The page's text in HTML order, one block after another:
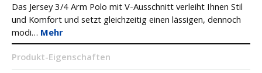
Das Jersey 3/4 Arm Polo mit V-Ausschnitt verleiht Ihnen Stil
und Komfort und setzt gleichzeitig einen lässigen, dennoch
modi… Mehr
Produkt-Eigenschaften